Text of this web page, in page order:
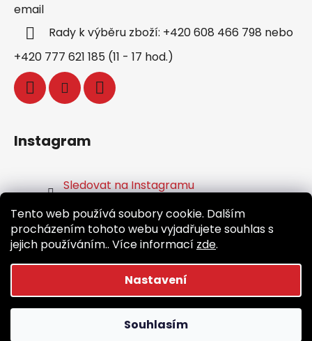
Tento web používá soubory cookie. Dalším
procházením tohoto webu vyjadřujete souhlas s
jejich používáním.. Více informací zde.
Nastavení
Souhlasím
email
Rady k výběru zboží: +420 608 466 798 nebo
+420 777 621 185 (11 - 17 hod.)
Instagram
Sledovat na Instagramu
Facebook
Vytvořil Shoptet
Běž.cz. Všechna práva vyhrazena.